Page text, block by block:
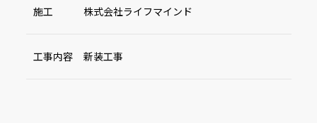
施工 株式会社ライフマインド
工事内容 新装工事